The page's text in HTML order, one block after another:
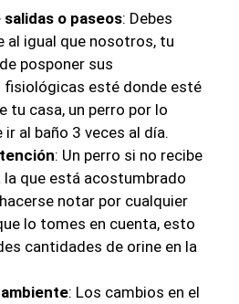
o paseos: Debes
al igual que nosotros, tu
posponer sus
fisiológicas esté donde esté
tu casa, un perro por lo
al baño 3 veces al día.
: Un perro si no recibe
la que está acostumbrado
notar por cualquier
lo tomes en cuenta, esto
cantidades de orine en la
: Los cambios en el